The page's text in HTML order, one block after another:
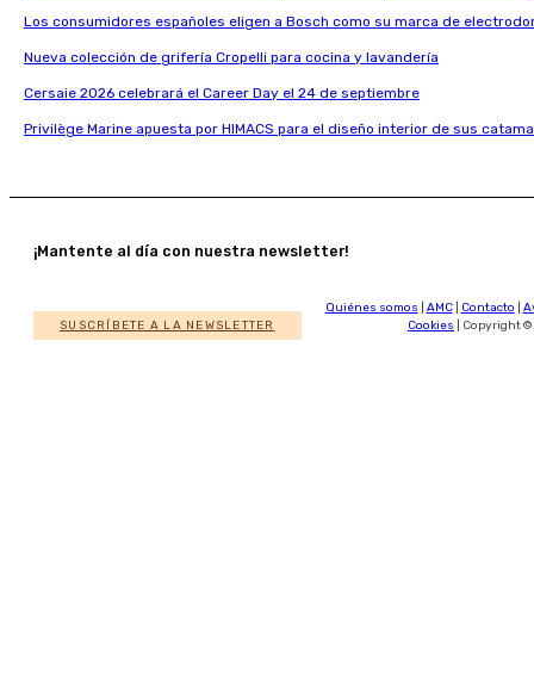
Los consumidores españoles eligen a Bosch como su marca de
Nueva colección de grifería Cropelli para cocina y lavandería
Cersaie 2026 celebrará el Career Day el 24 de septiembre
Privilège Marine apuesta por HIMACS para el diseño interior de sus
¡Mantente al día con nuestra newsletter!
SUSCRÍBETE A LA NEWSLETTER
Quiénes somos AMC| Contacto
Cookies | Copyright